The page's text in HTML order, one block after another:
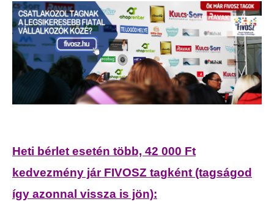
Heti bérlet esetén több, 42 000 Ft
kedvezmény jár FIVOSZ tagként (tagságod
így azonnal vissza is jön):